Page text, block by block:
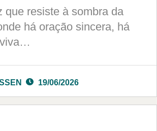
que resiste à sombra da
há oração sincera, há
19/06/2026